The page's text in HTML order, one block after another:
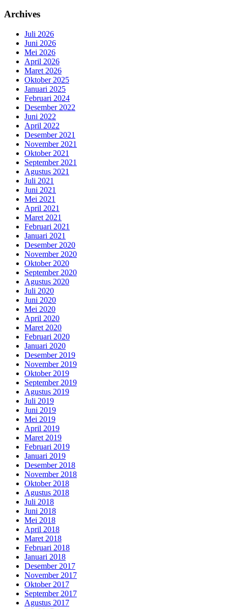
Archives
Juli 2026
Juni 2026
Mei 2026
April 2026
Maret 2026
Oktober 2025
Januari 2025
Februari 2024
Desember 2022
Juni 2022
April 2022
Desember 2021
November 2021
Oktober 2021
September 2021
Agustus 2021
Juli 2021
Juni 2021
Mei 2021
April 2021
Maret 2021
Februari 2021
Januari 2021
Desember 2020
November 2020
Oktober 2020
September 2020
Agustus 2020
Juli 2020
Juni 2020
Mei 2020
April 2020
Maret 2020
Februari 2020
Januari 2020
Desember 2019
November 2019
Oktober 2019
September 2019
Agustus 2019
Juli 2019
Juni 2019
Mei 2019
April 2019
Maret 2019
Februari 2019
Januari 2019
Desember 2018
November 2018
Oktober 2018
Agustus 2018
Juli 2018
Juni 2018
Mei 2018
April 2018
Maret 2018
Februari 2018
Januari 2018
Desember 2017
November 2017
Oktober 2017
September 2017
Agustus 2017